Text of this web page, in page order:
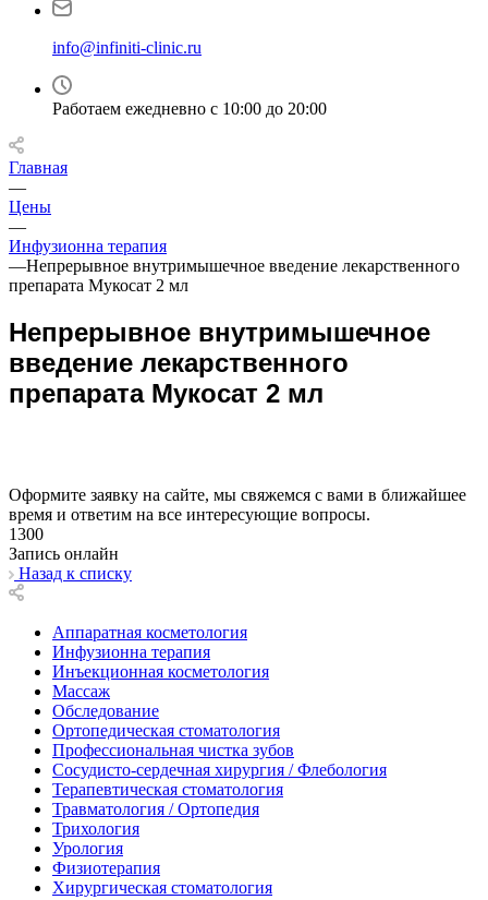
info@infiniti-clinic.ru
Работаем ежедневно с 10:00 до 20:00
Главная
—
Цены
—
Инфузионна терапия
—Непрерывное внутримышечное введение лекарственного
препарата Мукосат 2 мл
Непрерывное внутримышечное
введение лекарственного
препарата Мукосат 2 мл
Оформите заявку на сайте, мы свяжемся с вами в ближайшее
время и ответим на все интересующие вопросы.
1300
Запись онлайн
Назад к списку
Аппаратная косметология
Инфузионна терапия
Инъекционная косметология
Массаж
Обследование
Ортопедическая стоматология
Профессиональная чистка зубов
Сосудисто-сердечная хирургия / Флебология
Терапевтическая стоматология
Травматология / Ортопедия
Трихология
Урология
Физиотерапия
Хирургическая стоматология